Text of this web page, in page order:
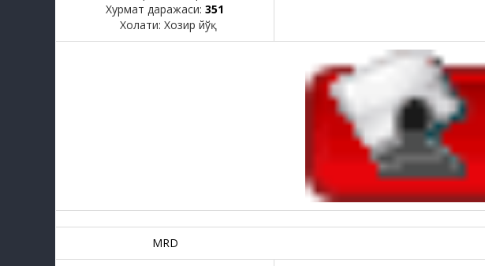
Хурмат даражаси: 351
Холати: Хозир йўқ
MRD